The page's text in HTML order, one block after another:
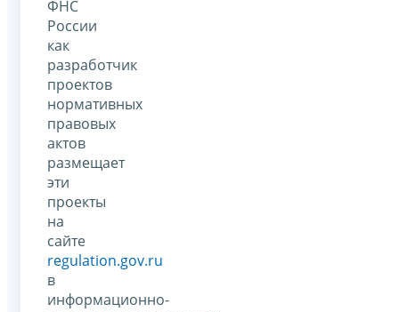
ФНС
России
как
разработчик
проектов
нормативных
правовых
актов
размещает
эти
проекты
на
сайте
regulation.gov.ru
в
информационно-